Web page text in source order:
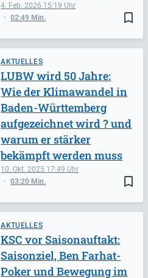
bookmark_border
4. Feb. 2026 15:19
02:49 Min.
AKTUELLES
bookmark_border
10. Okt. 2025 17:49
03:20 Min.
LUBW wird 50 Jahre:
Wie der Klimawandel in
Baden-Württemberg
aufgezeichnet wird ? und
warum er stärker
bekämpft werden muss
AKTUELLES
KSC vor Saisonauftakt:
Saisonziel, Ben Farhat-
Poker und Bewegung im